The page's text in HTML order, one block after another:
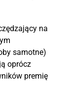
na
samotne)
oprócz
premię